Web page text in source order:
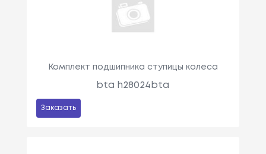
Комплект подшипника ступицы колеса
bta h28024bta
Заказать